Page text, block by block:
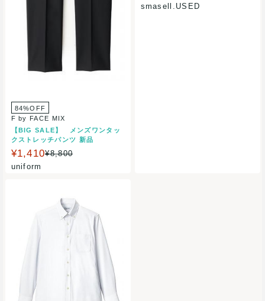
84%OFF
F by FACE MIX
【BIG SALE】 メンズワンタッ
クストレッチパンツ 新品
¥1,410¥8,800
uniform
smasell.USED